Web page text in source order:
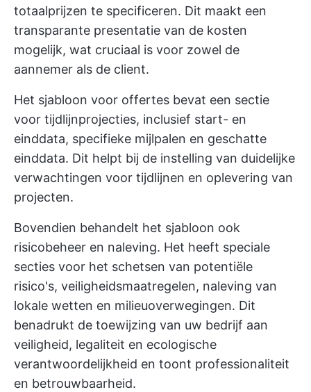
totaalprijzen te specificeren. Dit maakt een
transparante presentatie van de kosten
mogelijk, wat cruciaal is voor zowel de
aannemer als de client.
Het sjabloon voor offertes bevat een sectie
voor tijdlijnprojecties, inclusief start- en
einddata, specifieke mijlpalen en geschatte
einddata. Dit helpt bij de instelling van duidelijke
verwachtingen voor tijdlijnen en oplevering van
projecten.
Bovendien behandelt het sjabloon ook
risicobeheer en naleving. Het heeft speciale
secties voor het schetsen van potentiële
risico's, veiligheidsmaatregelen, naleving van
lokale wetten en milieuoverwegingen. Dit
benadrukt de toewijzing van uw bedrijf aan
veiligheid, legaliteit en ecologische
verantwoordelijkheid en toont professionaliteit
en betrouwbaarheid.